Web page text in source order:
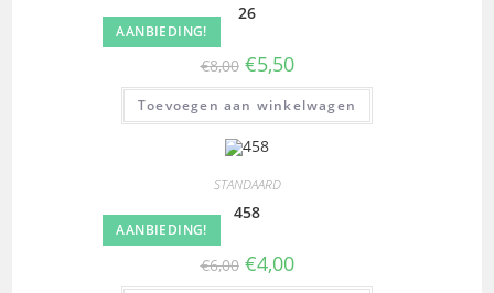
AANBIEDING!
26
€8,00 €5,50
Toevoegen aan winkelwagen
AANBIEDING!
STANDAARD
458
€6,00 €4,00